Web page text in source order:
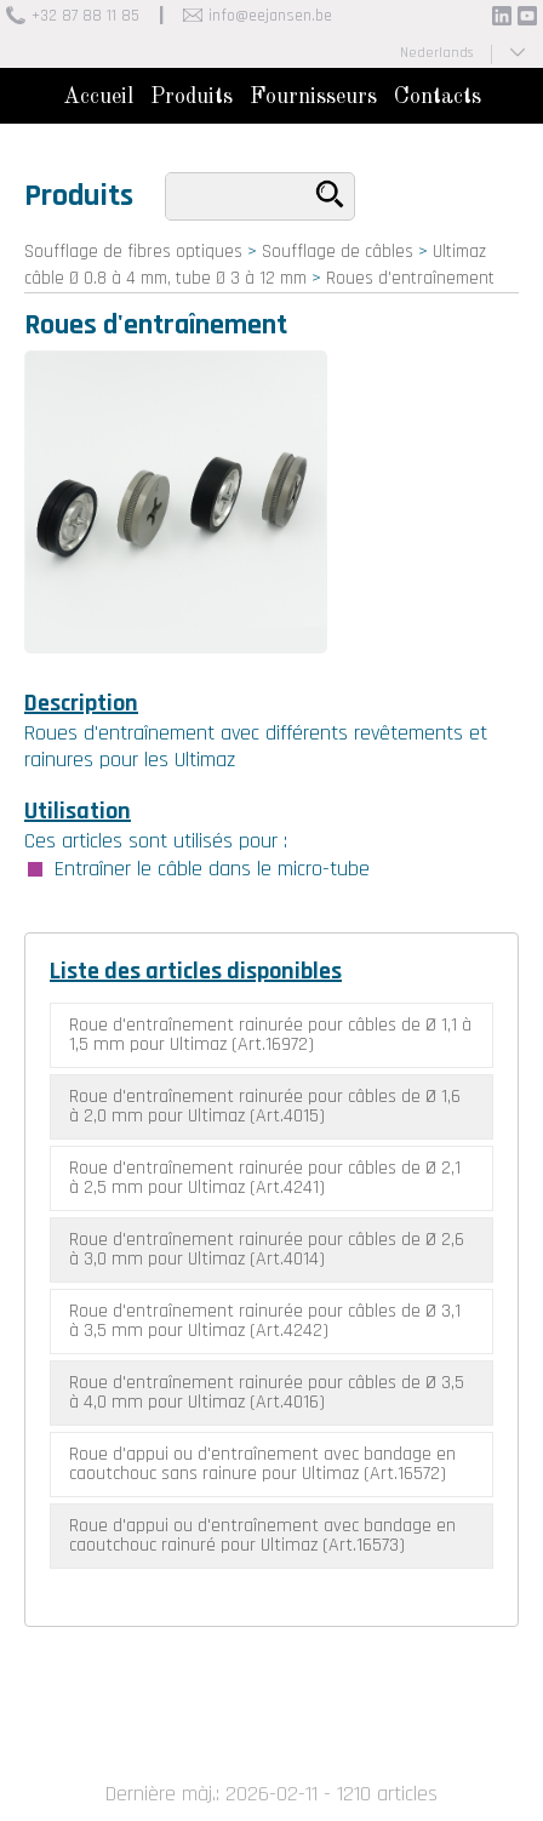
+32 87 88 11 85 info@eejansen.be
Nederlands
Français
Accueil Produits Fournisseurs Contacts
Produits
Soufflage de fibres optiques > Soufflage de câbles > Ultimaz
câble Ø 0.8 à 4 mm, tube Ø 3 à 12 mm > Roues d'entraînement
Roues d'entraînement
Description
Roues d'entraînement avec différents revêtements et
rainures pour les Ultimaz
Utilisation
Ces articles sont utilisés pour :
Entraîner le câble dans le micro-tube
Liste des articles disponibles
Roue d'entraînement rainurée pour câbles de Ø 1,1 à
1,5 mm pour Ultimaz (Art.16972)
Roue d'entraînement rainurée pour câbles de Ø 1,6
à 2,0 mm pour Ultimaz (Art.4015)
Roue d'entraînement rainurée pour câbles de Ø 2,1
à 2,5 mm pour Ultimaz (Art.4241)
Roue d'entraînement rainurée pour câbles de Ø 2,6
à 3,0 mm pour Ultimaz (Art.4014)
Roue d'entraînement rainurée pour câbles de Ø 3,1
à 3,5 mm pour Ultimaz (Art.4242)
Roue d'entraînement rainurée pour câbles de Ø 3,5
à 4,0 mm pour Ultimaz (Art.4016)
Roue d'appui ou d'entraînement avec bandage en
caoutchouc sans rainure pour Ultimaz (Art.16572)
Roue d'appui ou d'entraînement avec bandage en
caoutchouc rainuré pour Ultimaz (Art.16573)
Dernière màj.: 2026-02-11 - 1210 articles